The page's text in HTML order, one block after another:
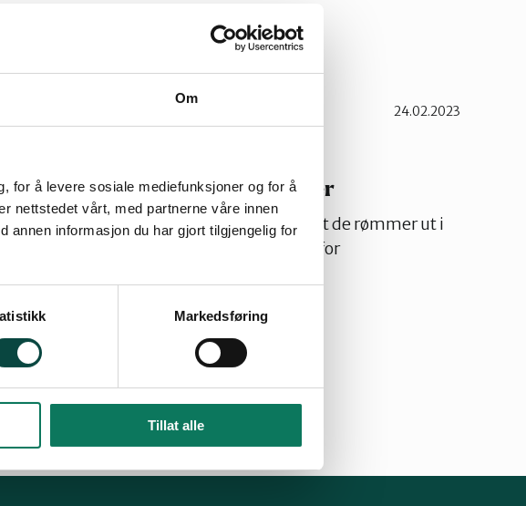
Om
for å levere sosiale mediefunksjoner og for å
nettstedet vårt, med partnerne våre innen
annen informasjon du har gjort tilgjengelig for
Markedsføring
Tillat alle
24.02.2023
en hage fri for hagerømlinger
importerte hageplantene trives så godt at de rømmer ut i
ødelegger den. Slik kan du få en hage fri for